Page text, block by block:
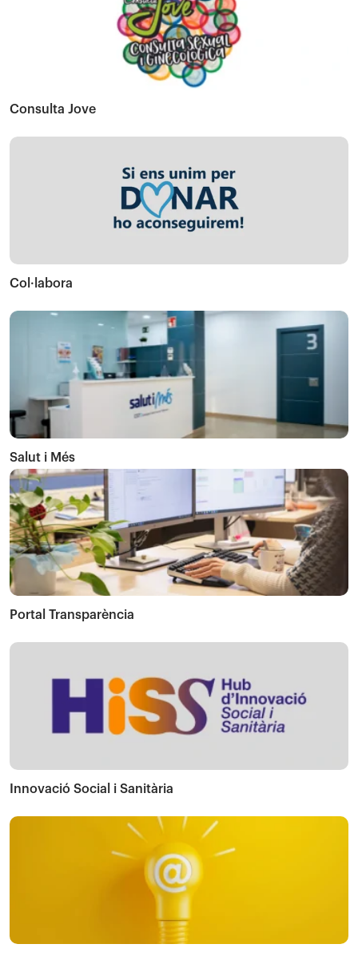
Consulta Jove
Col·labora
Salut i Més
Portal Transparència
Innovació Social i Sanitària